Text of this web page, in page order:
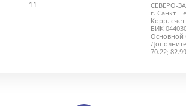
11
СЕВЕРО-
г. Санкт-
Корр. счет
БИК
Основной
70.22; 82.99